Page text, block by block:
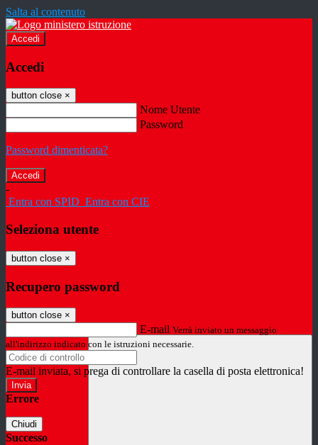
Salta al contenuto
Accedi
Accedi
button close ×
Nome Utente
Password
Password dimenticata?
-
Entra con SPID Entra con CIE
Seleziona utente
button close ×
Recupero password
button close ×
E-mail Verrà inviato un messaggio
all'indirizzo indicato con le istruzioni necessarie.
E-mail inviata, si prega di controllare la casella di posta elettronica!
Errore
Chiudi
Successo